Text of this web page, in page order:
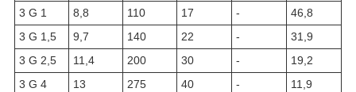
3 G 1
8,8 110 17 -
46,8
3 G 1,5
9,7 140 22 -
31,9
3 G 2,5
11,4 200 30 -
19,2
3 G 4
13 275 40 -
11,9